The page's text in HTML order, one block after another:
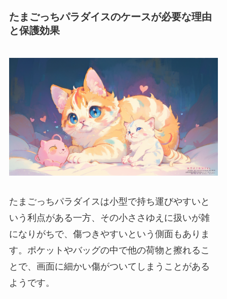
たまごっちパラダイスのケースが必要な理由
と保護効果
たまごっちパラダイスは小型で持ち運びやすいと
いう利点がある一方、その小ささゆえに扱いが雑
になりがちで、傷つきやすいという側面もありま
す。ポケットやバッグの中で他の荷物と擦れるこ
とで、画面に細かい傷がついてしまうことがある
ようです。